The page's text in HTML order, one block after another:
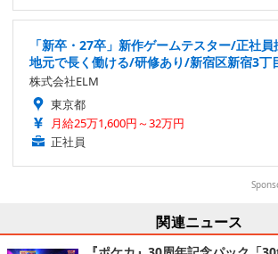
「新卒・27卒」新作ゲームテスター/正社
地元で長く働ける/研修あり/新宿区新宿3丁
株式会社ELM
東京都
月給25万1,600円～32万円
正社員
関連ニュース